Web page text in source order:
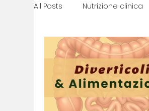
All Posts Nutrizione clinica